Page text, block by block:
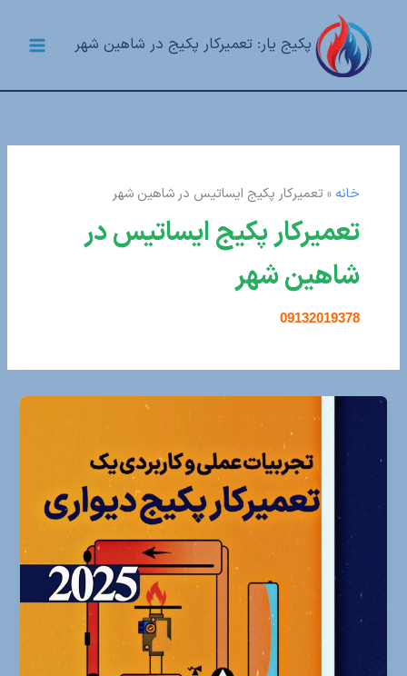
پکیج یار: تعمیرکار پکیج در شاهین شهر
Main
خانه »تعمیرکار پکیج ایساتیس در شاهین شهر
تعمیرکار پکیج ایساتیس در
شاهین شهر
09132019378